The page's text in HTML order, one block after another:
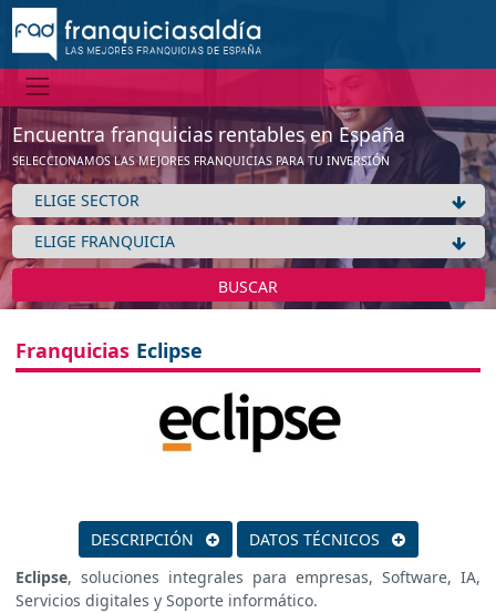
Encuentra franquicias rentables en España
SELECCIONAMOS LAS MEJORES FRANQUICIAS PARA TU INVERSIÓN
BUSCAR
Franquicias Eclipse
DESCRIPCIÓN
DATOS TÉCNICOS
Eclipse, soluciones integrales para empresas, Software, IA,
Servicios digitales y Soporte informático.